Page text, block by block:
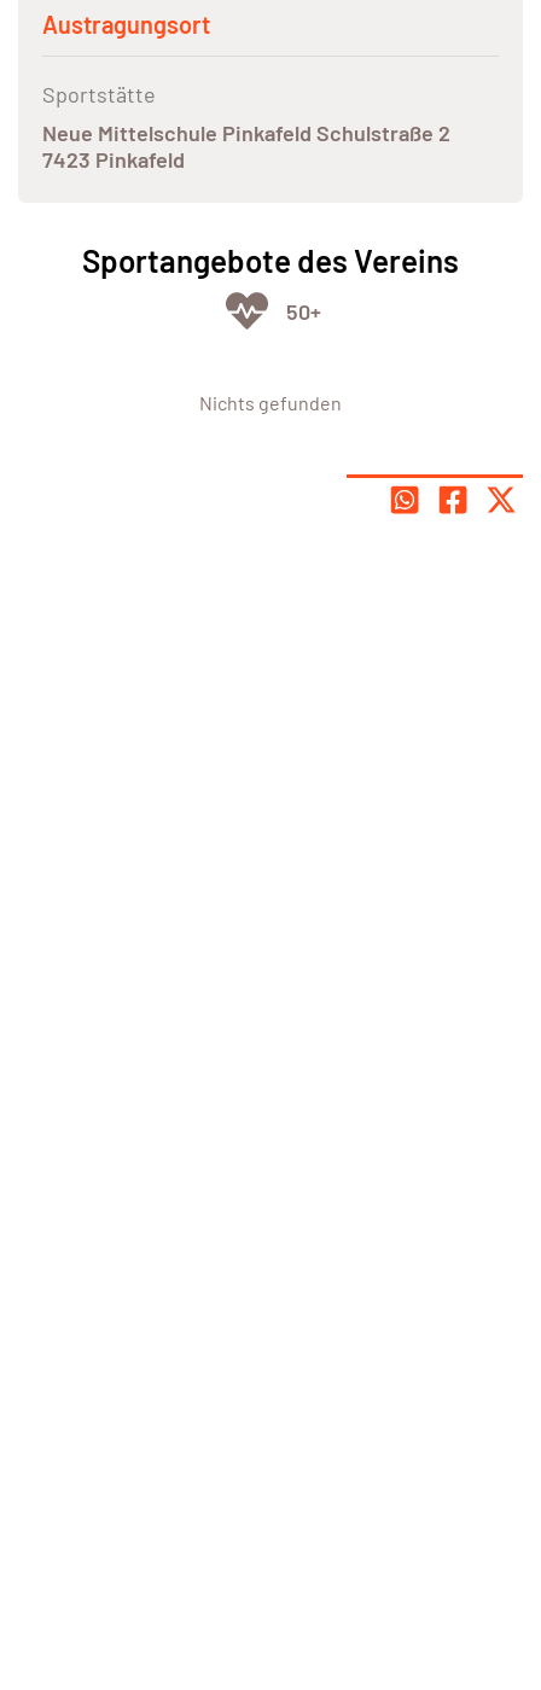
Austragungsort
Sportstätte
Neue Mittelschule Pinkafeld Schulstraße 2
7423 Pinkafeld
Sportangebote des Vereins
50+
Nichts gefunden